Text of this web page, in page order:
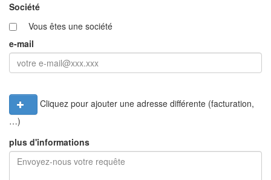
Société
Vous êtes une société
e-mail
Cliquez pour ajouter une adresse différente (facturation,
…)
plus d'informations